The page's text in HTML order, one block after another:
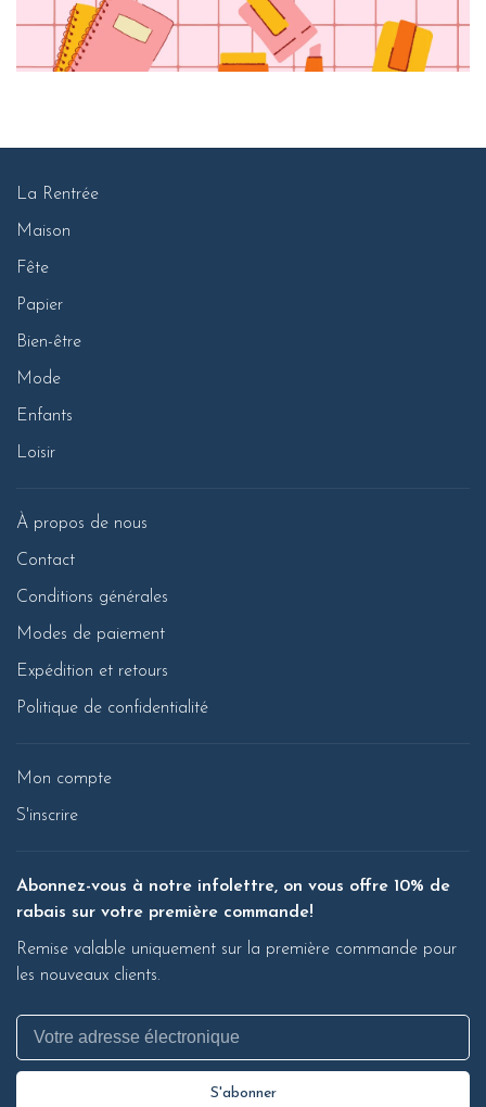
La Rentrée
Maison
Fête
Papier
Bien-être
Mode
Enfants
Loisir
À propos de nous
Contact
Conditions générales
Modes de paiement
Expédition et retours
Politique de confidentialité
Mon compte
S'inscrire
Abonnez-vous à notre infolettre, on vous offre 10% de
rabais sur votre première commande!
Remise valable uniquement sur la première commande pour
les nouveaux clients.
S'abonner